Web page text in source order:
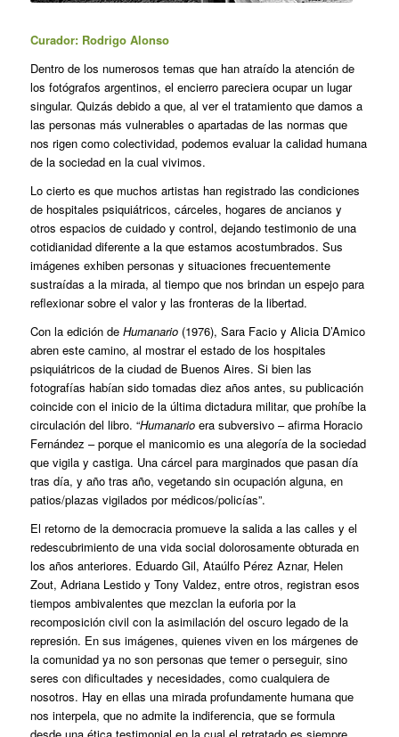
Curador: Rodrigo Alonso
Dentro de los numerosos temas que han atraído la atención de
los fotógrafos argentinos, el encierro pareciera ocupar un lugar
singular. Quizás debido a que, al ver el tratamiento que damos a
las personas más vulnerables o apartadas de las normas que
nos rigen como colectividad, podemos evaluar la calidad humana
de la sociedad en la cual vivimos.
Lo cierto es que muchos artistas han registrado las condiciones
de hospitales psiquiátricos, cárceles, hogares de ancianos y
otros espacios de cuidado y control, dejando testimonio de una
cotidianidad diferente a la que estamos acostumbrados. Sus
imágenes exhiben personas y situaciones frecuentemente
sustraídas a la mirada, al tiempo que nos brindan un espejo para
reflexionar sobre el valor y las fronteras de la libertad.
Con la edición de Humanario(1976), Sara Facio y Alicia D’Amico
abren este camino, al mostrar el estado de los hospitales
psiquiátricos de la ciudad de Buenos Aires. Si bien las
fotografías habían sido tomadas diez años antes, su publicación
coincide con el inicio de la última dictadura militar, que prohíbe la
circulación del libro. “Humanarioera subversivo – afirma Horacio
Fernández – porque el manicomio es una alegoría de la sociedad
que vigila y castiga. Una cárcel para marginados que pasan día
tras día, y año tras año, vegetando sin ocupación alguna, en
patios/plazas vigilados por médicos/policías”.
El retorno de la democracia promueve la salida a las calles y el
redescubrimiento de una vida social dolorosamente obturada en
los años anteriores. Eduardo Gil, Ataúlfo Pérez Aznar, Helen
Zout, Adriana Lestido y Tony Valdez, entre otros, registran esos
tiempos ambivalentes que mezclan la euforia por la
recomposición civil con la asimilación del oscuro legado de la
represión. En sus imágenes, quienes viven en los márgenes de
la comunidad ya no son personas que temer o perseguir, sino
seres con dificultades y necesidades, como cualquiera de
nosotros. Hay en ellas una mirada profundamente humana que
nos interpela, que no admite la indiferencia, que se formula